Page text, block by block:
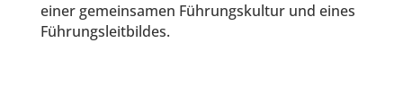
einer gemeinsamen Führungskultur und eines
Führungsleitbildes.